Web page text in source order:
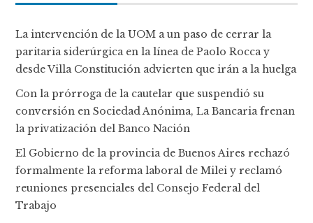
La intervención de la UOM a un paso de cerrar la
paritaria siderúrgica en la línea de Paolo Rocca y
desde Villa Constitución advierten que irán a la huelga
Con la prórroga de la cautelar que suspendió su
conversión en Sociedad Anónima, La Bancaria frenan
la privatización del Banco Nación
El Gobierno de la provincia de Buenos Aires rechazó
formalmente la reforma laboral de Milei y reclamó
reuniones presenciales del Consejo Federal del
Trabajo